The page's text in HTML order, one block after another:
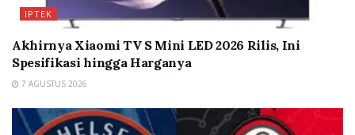
IPTEK
Akhirnya Xiaomi TV S Mini LED 2026 Rilis, Ini
Spesifikasi hingga Harganya
7 AGUSTUS 2026